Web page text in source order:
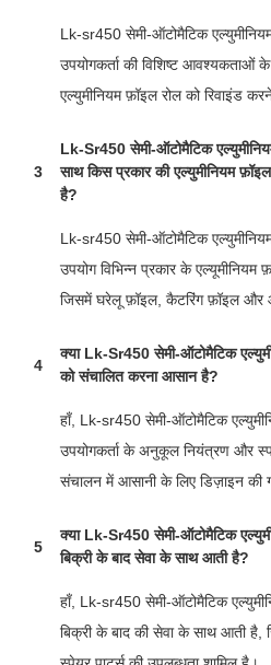
Lk-sr450 सेमी-ऑटोमैटिक
उपयोगकर्ता की विशिष्ट आवश्यकताओं
एल्युमीनियम फ़ॉइल रोल को रिवाइंड
3
Lk-Sr450 सेमी-ऑटोमैटिक
साथ किस प्रकार की एल्युमीनियम
है?
Lk-sr450 सेमी-ऑटोमैटिक
उपयोग विभिन्न प्रकार के
जिसमें घरेलू फ़ॉइल, कैटरिंग फ़ॉइल और
4
क्या Lk-Sr450 सेमी-ऑटोमैटिक
को संचालित करना आसान है?
हाँ, Lk-sr450 सेमी-ऑटोमैटिक
उपयोगकर्ता के अनुकूल नियंत्रण और
संचालन में आसानी के लिए डिज़ाइन की
5
क्या Lk-Sr450 सेमी-ऑटोमैटिक
बिक्री के बाद सेवा के साथ आती है?
हाँ, Lk-sr450 सेमी-ऑटोमैटिक
बिक्री के बाद की सेवा के साथ आती है,